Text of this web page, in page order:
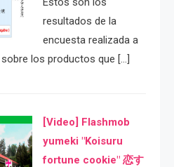
resultados de la
encuesta realizada a
los productos que […]
[Video] Flashmob
yumeki "Koisuru
fortune cookie" 恋す